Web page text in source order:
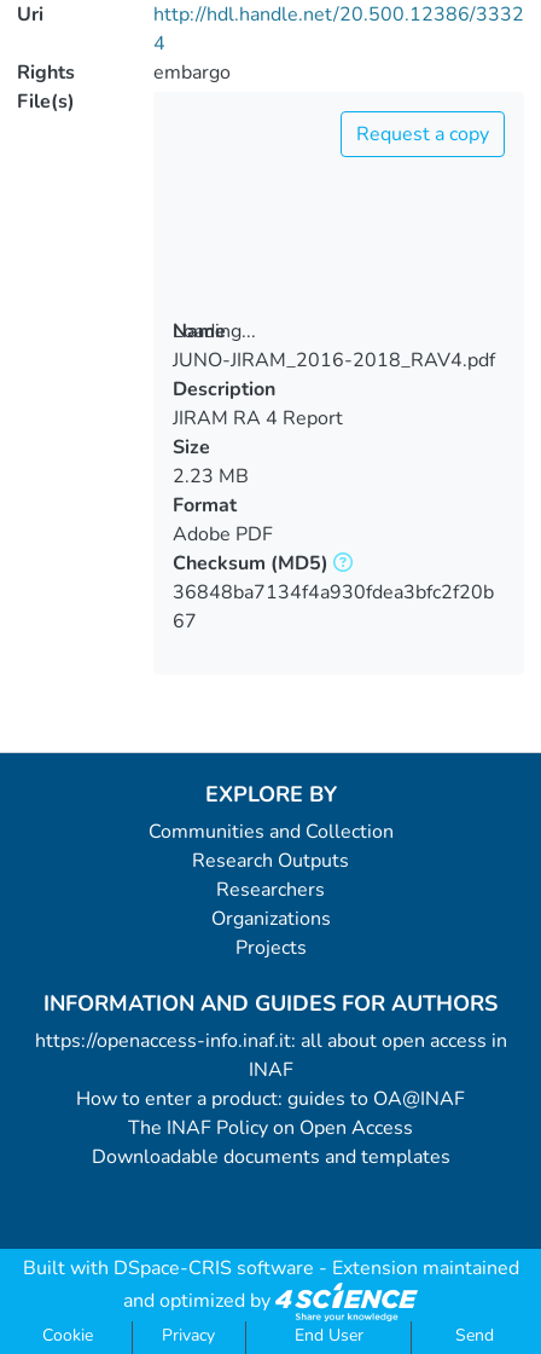
Uri
http://hdl.handle.net/20.500.12386/3332
4
Rights
embargo
File(s)
Loading...
Loading...
Request a copy
Name
JUNO-JIRAM_2016-2018_RAV4.pdf
Description
JIRAM RA 4 Report
Size
2.23 MB
Format
Adobe PDF
Checksum (MD5)
36848ba7134f4a930fdea3bfc2f20b
67
EXPLORE BY
Communities and Collection
Research Outputs
Researchers
Organizations
Projects
INFORMATION AND GUIDES FOR AUTHORS
https://openaccess-info.inaf.it: all about open access in
INAF
How to enter a product: guides to OA@INAF
The INAF Policy on Open Access
Downloadable documents and templates
Built with DSpace-CRIS software - Extension maintained
and optimized by
Cookie
Privacy
End User
Send